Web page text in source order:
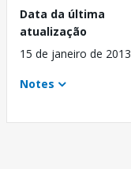
Data da última
atualização
15 de janeiro de 2013
Notes